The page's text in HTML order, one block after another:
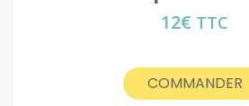
12€ TTC
COMMANDER